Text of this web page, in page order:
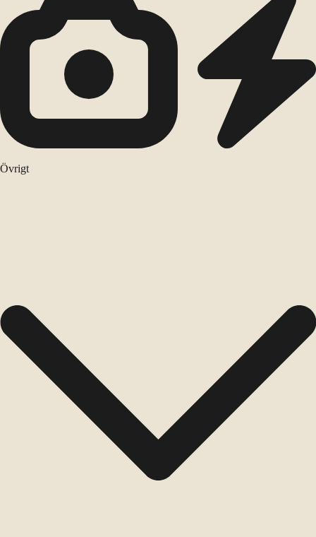
Övrigt